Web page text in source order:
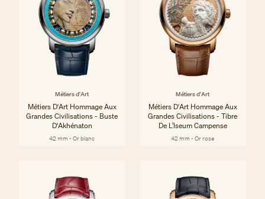
Métiers d'Art
Métiers D'Art Hommage Aux
Grandes Civilisations - Buste
D'Akhénaton
42 mm - Or blanc
Métiers d'Art
Métiers D'Art Hommage Aux
Grandes Civilisations - Tibre
De L’Iseum Campense
42 mm - Or rose